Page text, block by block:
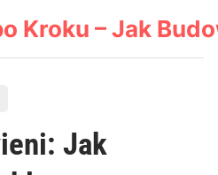
Kroku – Jak
Jak